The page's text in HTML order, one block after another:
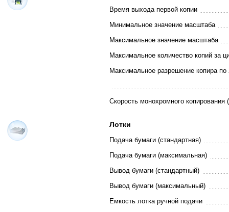
Время выхода первой копии
Минимальное значение масштаба
Максимальное значение масштаба
Максимальное количество копий за
Максимальное разрешение копира
Скорость монохромного копирования
Лотки
Подача бумаги (стандартная)
Подача бумаги (максимальная)
Вывод бумаги (стандартный)
Вывод бумаги (максимальный)
Емкость лотка ручной подачи